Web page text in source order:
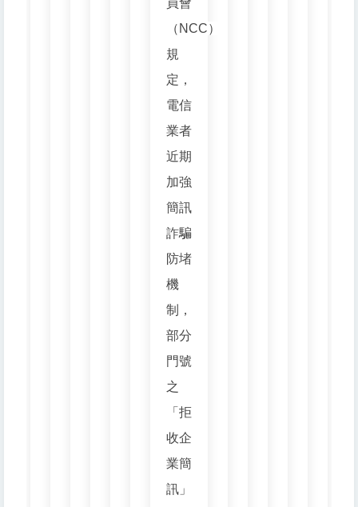
員會
（NCC）
規
定，
電信
業者
近期
加強
簡訊
詐騙
防堵
機
制，
部分
門號
之
「拒
收企
業簡
訊」